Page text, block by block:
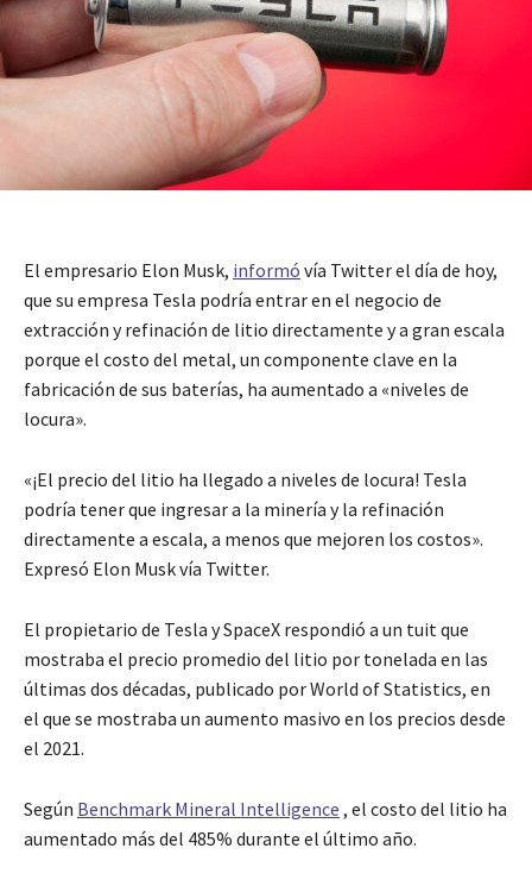
El empresario Elon Musk, informó vía Twitter el día de hoy,
que su empresa Tesla podría entrar en el negocio de
extracción y refinación de litio directamente y a gran escala
porque el costo del metal, un componente clave en la
fabricación de sus baterías, ha aumentado a «niveles de
locura».
«¡El precio del litio ha llegado a niveles de locura! Tesla
podría tener que ingresar a la minería y la refinación
directamente a escala, a menos que mejoren los costos».
Expresó Elon Musk vía Twitter.
El propietario de Tesla y SpaceX respondió a un tuit que
mostraba el precio promedio del litio por tonelada en las
últimas dos décadas, publicado por World of Statistics, en
el que se mostraba un aumento masivo en los precios desde
el 2021.
Según Benchmark Mineral Intelligence , el costo del litio ha
aumentado más del 485% durante el último año.